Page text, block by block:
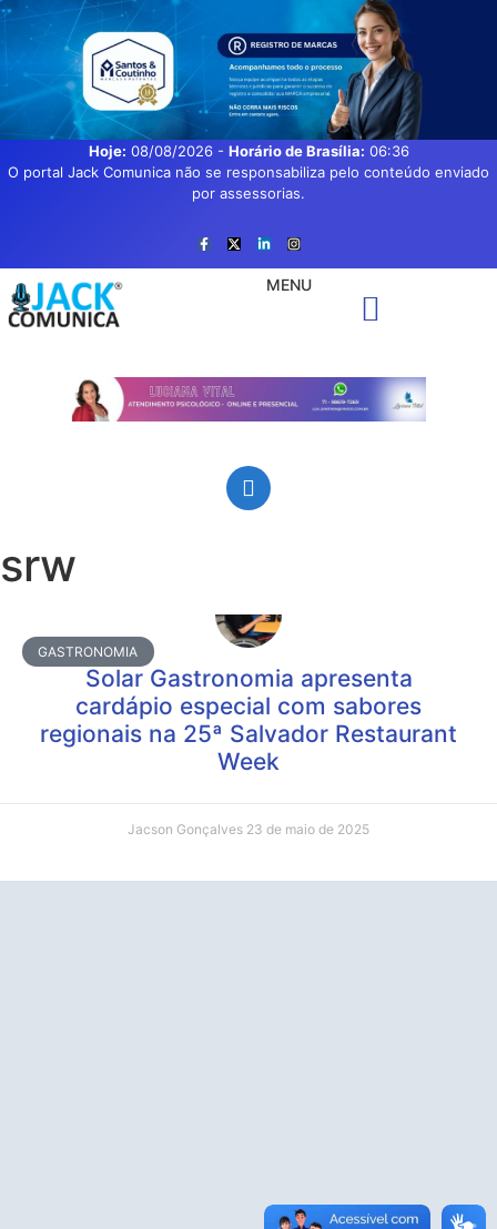
Hoje: 08/08/2026- Horário de Brasília: 06:36
O portal Jack Comunica não se responsabiliza pelo conteúdo enviado
por assessorias.
MENU
srw
GASTRONOMIA
Solar Gastronomia apresenta
cardápio especial com sabores
regionais na 25ª Salvador Restaurant
Week
Jacson Gonçalves 23 de maio de 2025